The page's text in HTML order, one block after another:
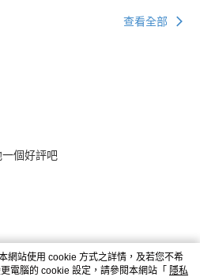
查看全部
個好評吧
網站使用 cookie 方式之詳情，及若您不希
電腦的 cookie 設定，請參閱本網站「 隱私